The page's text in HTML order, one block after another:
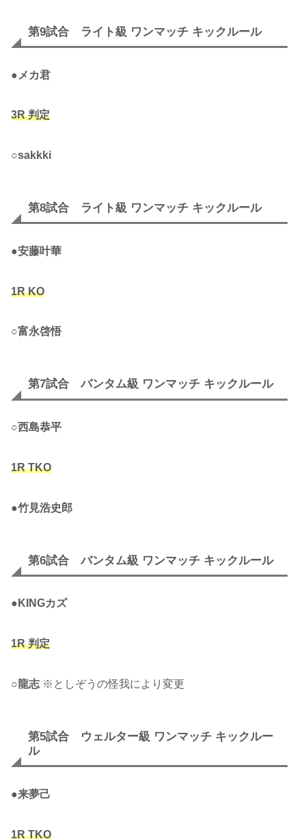
第9試合 ライト級 ワンマッチ キックルール
● メカ君
3R 判定
○sakkki
第8試合 ライト級 ワンマッチ キックルール
●安藤叶華
1R KO
○富永啓悟
第7試合 バンタム級 ワンマッチ キックルール
○西島恭平
1R TKO
●竹見浩史郎
第6試合 バンタム級 ワンマッチ キックルール
● KINGカズ
1R 判定
○龍志 ※としぞうの怪我により変更
第5試合 ウェルター級 ワンマッチ キックルー
ル
●来夢己
1R TKO